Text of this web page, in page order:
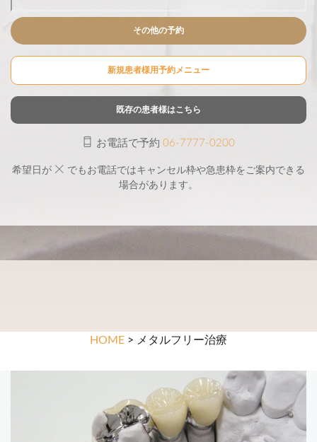
その他の予約
新規患者様用予約メニュー
既存の患者様はこちら
お電話で予約 06-7777-0200
希望日が
でもお電話ではキャンセル枠や急患枠をご案内できる
場合があります。
HOME > メタルフリー治療